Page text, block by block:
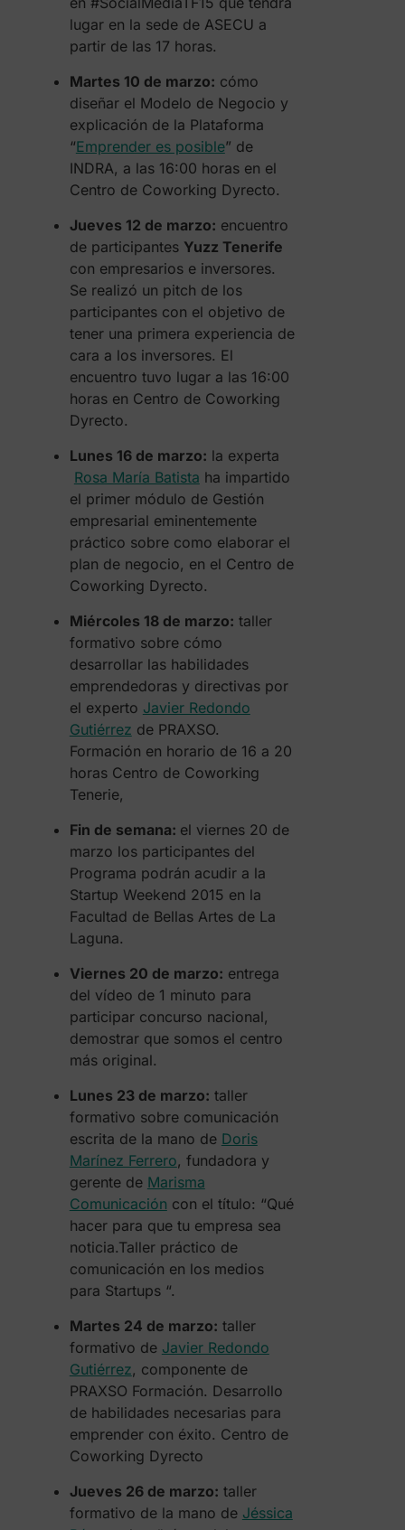
lugar en la sede de ASECU a
partir de las 17 horas.
Martes 10 de marzo: cómo
diseñar el Modelo de Negocio y
explicación de la Plataforma
“Emprender es posible” de
INDRA, a las 16:00 horas en el
Centro de Coworking Dyrecto.
Jueves 12 de marzo: encuentro
de participantes Yuzz Tenerife
con empresarios e inversores.
Se realizó un pitch de los
participantes con el objetivo de
tener una primera experiencia de
cara a los inversores. El
encuentro tuvo lugar a las 16:00
horas en Centro de Coworking
Dyrecto.
Lunes 16 de marzo: la experta
Rosa María Batista ha impartido
el primer módulo de Gestión
empresarial eminentemente
práctico sobre como elaborar el
plan de negocio, en el Centro de
Coworking Dyrecto.
Miércoles 18 de marzo: taller
formativo sobre cómo
desarrollar las habilidades
emprendedoras y directivas por
el experto Javier Redondo
Gutiérrez de PRAXSO.
Formación en horario de 16 a 20
horas Centro de Coworking
Tenerie,
Fin de semana: el viernes 20 de
marzo los participantes del
Programa podrán acudir a la
Startup Weekend 2015 en la
Facultad de Bellas Artes de La
Laguna.
Viernes 20 de marzo: entrega
del vídeo de 1 minuto para
participar concurso nacional,
demostrar que somos el centro
más original.
Lunes 23 de marzo: taller
formativo sobre comunicación
escrita de la mano de Doris
Marínez Ferrero, fundadora y
gerente de Marisma
Comunicación con el título: “Qué
hacer para que tu empresa sea
noticia.Taller práctico de
comunicación en los medios
para Startups “.
Martes 24 de marzo: taller
formativo de Javier Redondo
Gutiérrez, componente de
PRAXSO Formación. Desarrollo
de habilidades necesarias para
emprender con éxito. Centro de
Coworking Dyrecto
Jueves 26 de marzo: taller
formativo de la mano de Jéssica